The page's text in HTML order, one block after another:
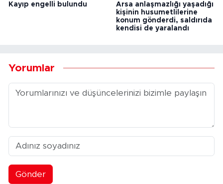
Kayıp engelli bulundu
Arsa anlaşmazlığı yaşadığı
kişinin husumetlilerine
konum gönderdi, saldırıda
kendisi de yaralandı
Yorumlar
Gönder